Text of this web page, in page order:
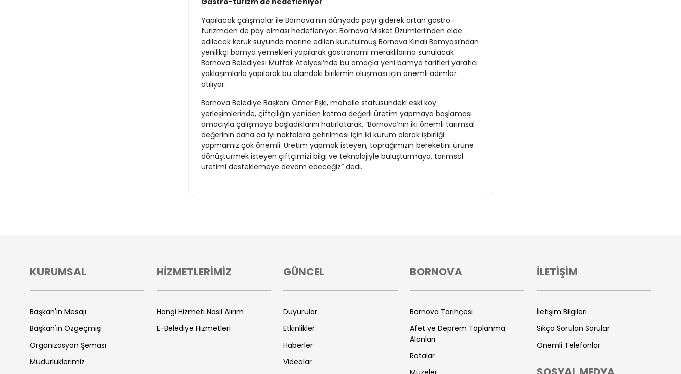
Yapılacak çalışmalar ile Bornova’nın dünyada payı giderek artan gastro-
turizmden de pay alması hedefleniyor. Bornova Misket Üzümleri’nden elde
edilecek koruk suyunda marine edilen kurutulmuş Bornova Kınalı Bamyası’ndan
yenilikçi bamya yemekleri yapılarak gastronomi meraklılarına sunulacak.
Bornova Belediyesi Mutfak Atölyesi’nde bu amaçla yeni bamya tarifleri yaratıcı
yaklaşımlarla yapılarak bu alandaki birikimin oluşması için önemli adımlar
atılıyor.
Bornova Belediye Başkanı Ömer Eşki, mahalle statüsündeki eski köy
yerleşimlerinde, çiftçiliğin yeniden katma değerli üretim yapmaya başlaması
amacıyla çalışmaya başladıklarını hatırlatarak, “Bornova’nın iki önemli tarımsal
değerinin daha da iyi noktalara getirilmesi için iki kurum olarak işbirliği
yapmamız çok önemli. Üretim yapmak isteyen, toprağımızın bereketini ürüne
dönüştürmek isteyen çiftçimizi bilgi ve teknolojiyle buluşturmaya, tarımsal
üretimi desteklemeye devam edeceğiz” dedi.
KURUMSAL
Başkan'ın Mesajı
Başkan'ın Özgeçmişi
Organizasyon Şeması
Müdürlüklerimiz
HİZMETLERİMİZ
Hangi Hizmeti Nasıl Alırım
E-Belediye Hizmetleri
GÜNCEL
Duyurular
Etkinlikler
Haberler
Videolar
BORNOVA
Bornova Tarihçesi
Afet ve Deprem Toplanma
Alanları
Rotalar
İLETİŞİM
İletişim Bilgileri
Sıkça Sorulan Sorular
Önemli Telefonlar